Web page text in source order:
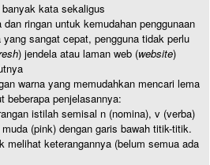
kata sekaligus
ringan untuk kemudahan penggunaan
sangat cepat, pengguna tidak perlu
) jendela atau laman web (website)
warna yang memudahkan mencari lema
beberapa penjelasannya:
istilah semisal n (nomina), v (verba)
(pink) dengan garis bawah titik-titik.
melihat keterangannya (belum semua ada